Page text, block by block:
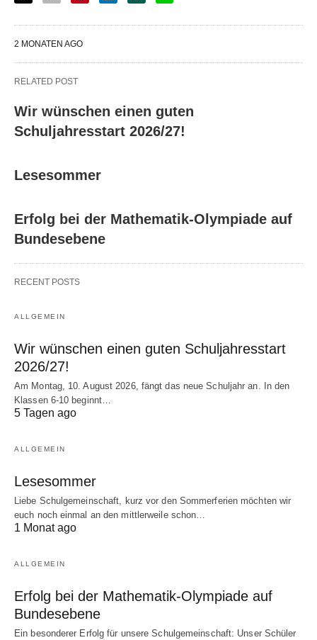
2 MONATEN AGO
RELATED POST
Wir wünschen einen guten
Schuljahresstart 2026/27!
Lesesommer
Erfolg bei der Mathematik-Olympiade auf
Bundesebene
RECENT POSTS
ALLGEMEIN
Wir wünschen einen guten Schuljahresstart
2026/27!
Am Montag, 10. August 2026, fängt das neue Schuljahr an. In den
Klassen 6-10 beginnt…
5 Tagen ago
ALLGEMEIN
Lesesommer
Liebe Schulgemeinschaft, kurz vor den Sommerferien möchten wir
euch noch einmal an den mittlerweile schon…
1 Monat ago
ALLGEMEIN
Erfolg bei der Mathematik-Olympiade auf
Bundesebene
Ein besonderer Erfolg für unsere Schulgemeinschaft: Unser Schüler